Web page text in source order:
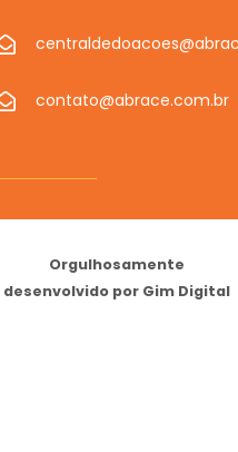
contato@abrace.com.br
Orgulhosamente
desenvolvido por Gim Digital